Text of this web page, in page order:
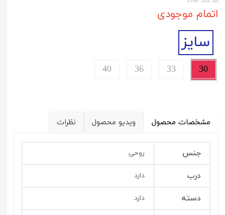
اتمام موجودی
سایز
30
33
36
40
مشخصات محصول ویدیو محصول نظرات
جنس روحی
درب دارد
دسته دارد